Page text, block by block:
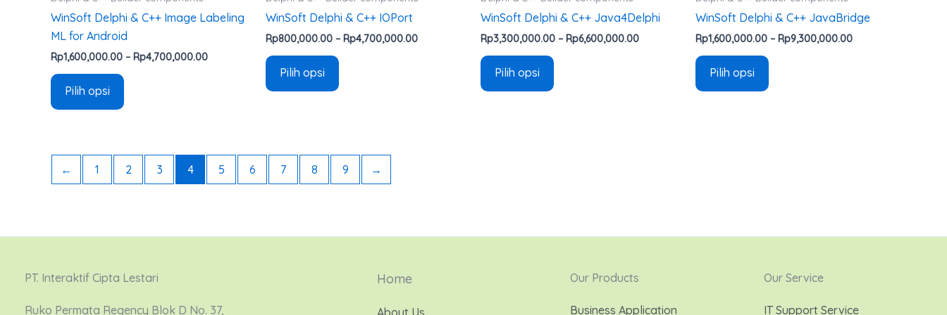
WinSoft Delphi & C++ Image Labeling
ML for Android
Rp1,600,000.00 – Rp4,700,000.00
Pilih opsi
WinSoft Delphi & C++ IOPort
Rp800,000.00 – Rp4,700,000.00
Pilih opsi
WinSoft Delphi & C++ Java4Delphi
Rp3,300,000.00 – Rp6,600,000.00
Pilih opsi
WinSoft Delphi & C++ JavaBridge
Rp1,600,000.00 – Rp9,300,000.00
Pilih opsi
← 1 2 3 4 5 6 7 8 9 →
PT. Interaktif Cipta Lestari
Ruko Permata Regency Blok D No. 37,
Home Our Products
Business Application
Our Service
IT Support Service